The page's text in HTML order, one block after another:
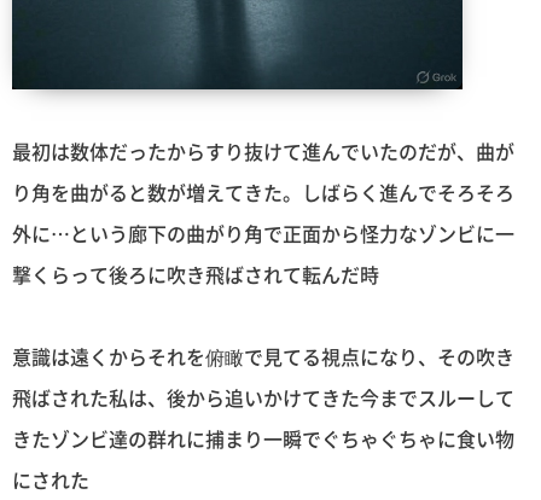
最初は数体だったからすり抜けて進んでいたのだが、曲が
り角を曲がると数が増えてきた。しばらく進んでそろそろ
外に…という廊下の曲がり角で正面から怪力なゾンビに一
撃くらって後ろに吹き飛ばされて転んだ時
意識は遠くからそれを俯瞰で見てる視点になり、その吹き
飛ばされた私は、後から追いかけてきた今までスルーして
きたゾンビ達の群れに捕まり一瞬でぐちゃぐちゃに食い物
にされた